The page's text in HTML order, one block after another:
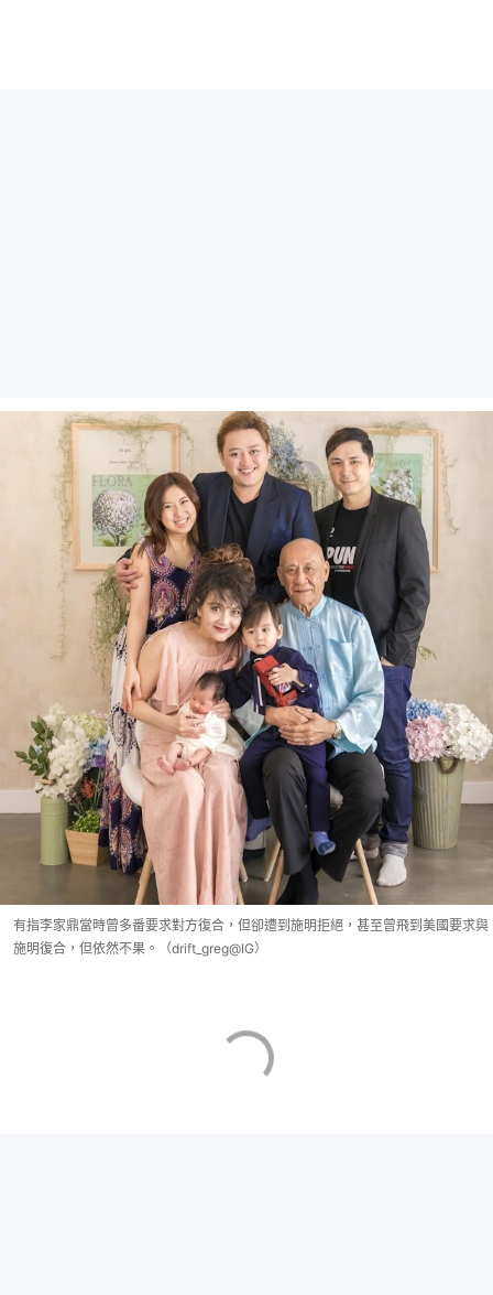
有指李家鼎當時曾多番要求對方復合，但卻遭到施明拒絕，甚至曾飛到美國要求與
施明復合，但依然不果。（drift_greg@IG）